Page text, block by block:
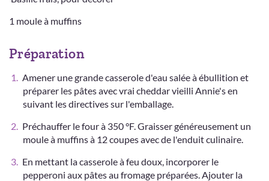
1 moule à muffins
Préparation
Amener une grande casserole d'eau salée à ébullition et
préparer les pâtes avec vrai cheddar vieilli Annie's en
suivant les directives sur l'emballage.
Préchauffer le four à 350 °F. Graisser généreusement un
moule à muffins à 12 coupes avec de l'enduit culinaire.
En mettant la casserole à feu doux, incorporer le
pepperoni aux pâtes au fromage préparées. Ajouter la